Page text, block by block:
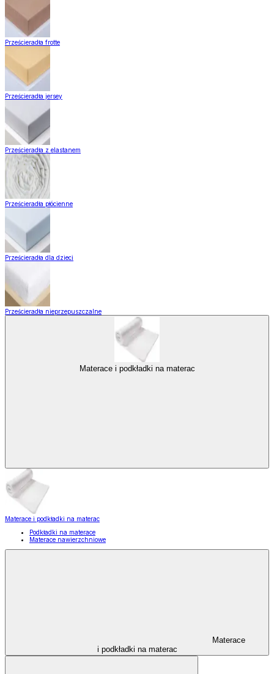
Prześcieradła frotte
Prześcieradła jersey
Prześcieradła z elastanem
Prześcieradła płócienne
Prześcieradła dla dzieci
Prześcieradła nieprzepuszczalne
Materace i podkładki na materac
Materace i podkładki na materac
Podkładki na materace
Materace nawierzchniowe
Materace
i podkładki na materac